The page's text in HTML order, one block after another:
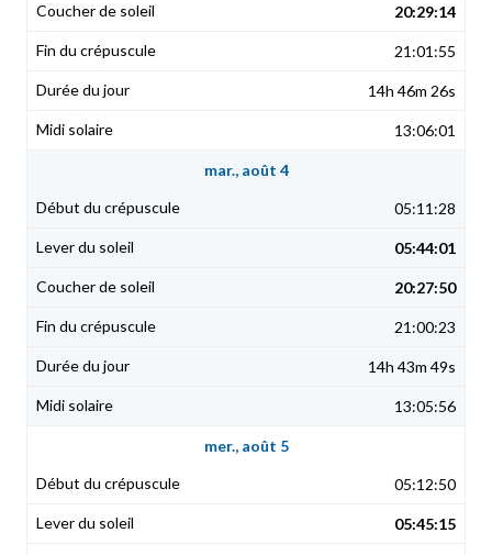
20:29:14
21:01:55
14h 46m 26s
13:06:01
mar., août 4
05:11:28
05:44:01
20:27:50
21:00:23
14h 43m 49s
13:05:56
mer., août 5
05:12:50
05:45:15